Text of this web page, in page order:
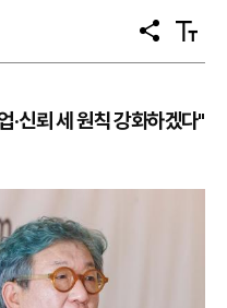
공
유
텍
스
기
·신뢰 세 원칙 강화하겠다"